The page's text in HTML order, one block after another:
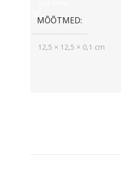
MÕÕTMED
12,5 × 12,5 × 0,1 cm